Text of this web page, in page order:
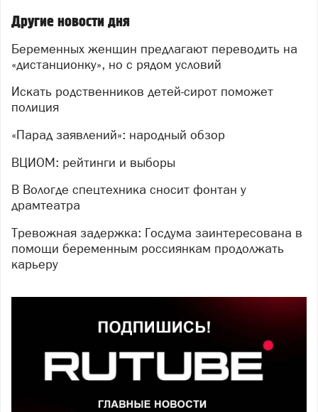
Другие новости дня
Беременных женщин предлагают переводить на
«дистанционку», но с рядом условий
Искать родственников детей-сирот поможет
полиция
«Парад заявлений»: народный обзор
ВЦИОМ: рейтинги и выборы
В Вологде спецтехника сносит фонтан у
драмтеатра
Тревожная задержка: Госдума заинтересована в
помощи беременным россиянкам продолжать
карьеру